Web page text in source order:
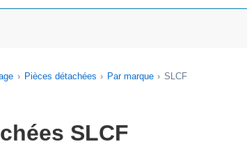
Pièces détachées Par marque SLCF
SLCF